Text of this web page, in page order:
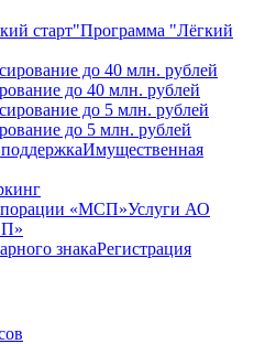
Программа "Лёгкий
до 40 млн. рублей
до 5 млн. рублей
Имущественная
Услуги АО
Регистрация